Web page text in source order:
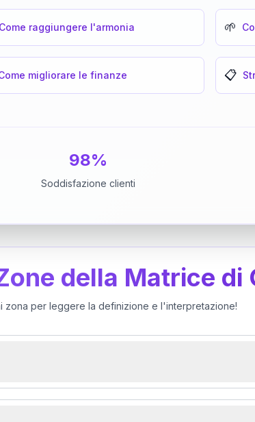
Come raggiungere l'armonia 🌱
migliorare le finanze 📋
98%
Soddisfazione clienti
della Matrice di
zona per leggere la definizione e l'interpretazione!